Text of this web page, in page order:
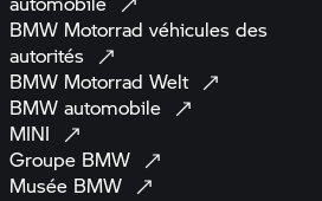
BMW Motorrad véhicules des
autorités
BMW Motorrad Welt
BMW automobile
MINI
Groupe BMW
Musée BMW